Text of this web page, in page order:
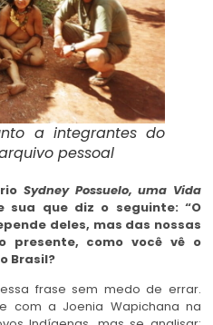
a integrantes do
pessoal
Sydney Possuelo, uma Vida
sua que diz o seguinte: “O
deles, mas das nossas
presente, como você vê o
Brasil?
frase sem medo de errar.
com a Joenia Wapichana na